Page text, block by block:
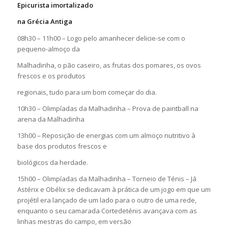
Epicurista imortalizado
na Grécia Antiga
08h30 – 11h00 – Logo pelo amanhecer delicie-se com o
pequeno-almoço da
Malhadinha, o pão caseiro, as frutas dos pomares, os ovos
frescos e os produtos
regionais, tudo para um bom começar do dia.
10h30 – Olimpíadas da Malhadinha – Prova de paintball na
arena da Malhadinha
13h00 – Reposição de energias com um almoço nutritivo à
base dos produtos frescos e
biológicos da herdade.
15h00 – Olimpíadas da Malhadinha – Torneio de Ténis – Já
Astérix e Obélix se dedicavam à prática de um jogo em que um
projétil era lançado de um lado para o outro de uma rede,
enquanto o seu camarada Cortedeténis avançava com as
linhas mestras do campo, em versão